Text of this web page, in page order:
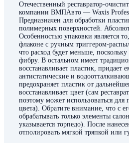
Отечественный реставратор-
компании ВМПАвто — Waxis
Предназначен для обработки
полимерных поверхностей.
Особенностью упаковки является
флаконе с ручным триггером-
что расход будет меньше,
фибру. В остальном имеет
восстанавливает пластик, придает
антистатические и
предохраняет пластик от
восстанавливает цвет (сам
поэтому может использоваться для
цвета). Обратите внимание, что с
обрабатывать только элементы
указывается торпедо). После
отполировать мягкой тряпкой или